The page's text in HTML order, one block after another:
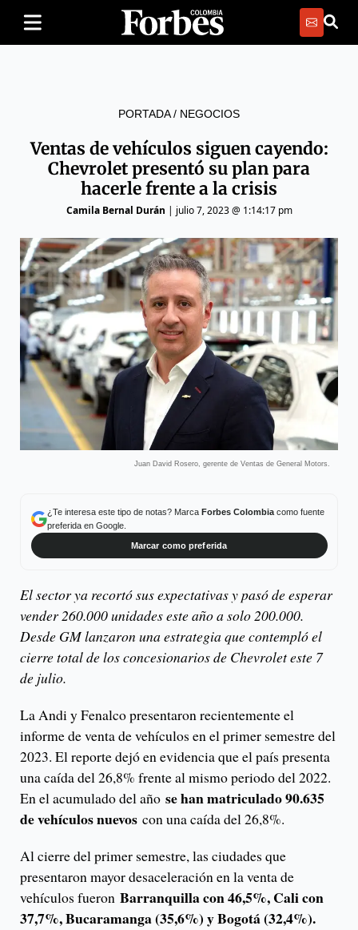
PORTADA/ NEGOCIOS
Ventas de vehículos siguen cayendo:
Chevrolet presentó su plan para
hacerle frente a la crisis
Camila Bernal Durán | julio 7, 2023 @ 1:14:17 pm
Juan David Rosero, gerente de Ventas de General Motors.
¿Te interesa este tipo de notas? Marca Forbes Colombiacomo fuente
preferida en Google.
Marcar como preferida
El sector ya recortó sus expectativas y pasó de esperar
vender 260.000 unidades este año a solo 200.000.
Desde GM lanzaron una estrategia que contempló el
cierre total de los concesionarios de Chevrolet este 7
de julio.
La Andi y Fenalco presentaron recientemente el
informe de venta de vehículos en el primer semestre del
2023. El reporte dejó en evidencia que el país presenta
una caída del 26,8% frente al mismo periodo del 2022.
En el acumulado del año se han matriculado 90.635
de vehículos nuevos con una caída del 26,8%.
Al cierre del primer semestre, las ciudades que
presentaron mayor desaceleración en la venta de
vehículos fueron Barranquilla con 46,5%, Cali con
37,7%, Bucaramanga (35,6%) y Bogotá (32,4%).